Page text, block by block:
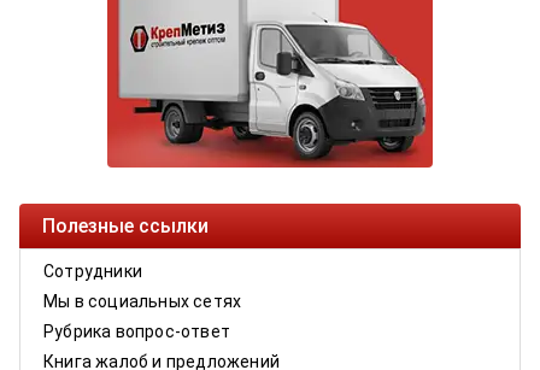
Полезные ссылки
Сотрудники
Мы в социальных сетях
Рубрика вопрос-ответ
Книга жалоб и предложений